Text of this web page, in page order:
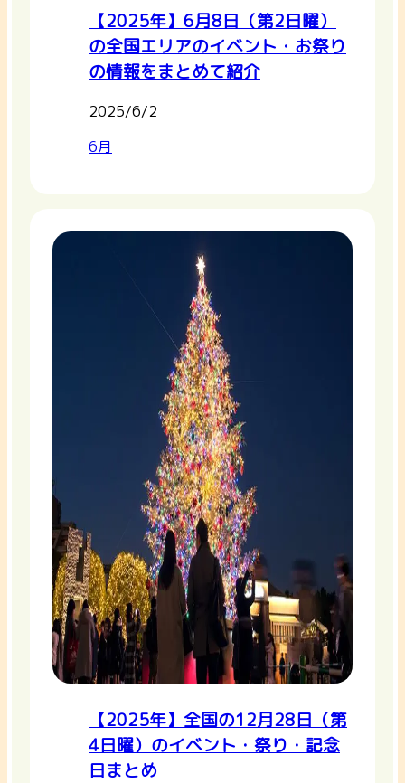
【2025年】6月8日（第2日曜）
の全国エリアのイベント・お祭り
の情報をまとめて紹介
2025/6/2
6月
【2025年】全国の12月28日（第
4日曜）のイベント・祭り・記念
日まとめ